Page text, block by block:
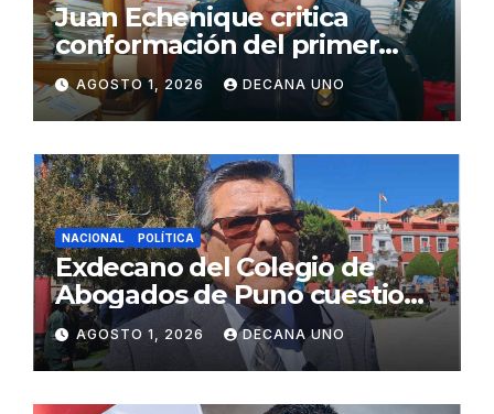
Juan Echenique critica
conformación del primer
gabinete ministerial de Keiko
Fujimori
AGOSTO 1, 2026 DECANA UNO
NACIONAL POLÍTICA
Exdecano del Colegio de
Abogados de Puno cuestiona
propuestas sobre seguridad
ciudadana
AGOSTO 1, 2026 DECANA UNO